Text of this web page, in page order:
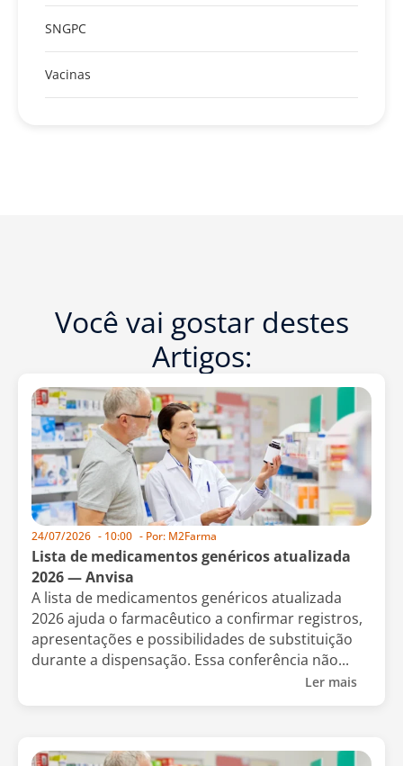
SNGPC
Vacinas
Você vai gostar destes
Artigos:
24/07/2026 - 10:00 - Por: M2Farma
Lista de medicamentos genéricos atualizada
2026 — Anvisa
A lista de medicamentos genéricos atualizada
2026 ajuda o farmacêutico a confirmar registros,
apresentações e possibilidades de substituição
durante a dispensação. Essa conferência não...
Ler mais